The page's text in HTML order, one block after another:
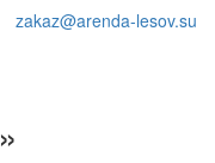
zakaz@arenda-lesov.su